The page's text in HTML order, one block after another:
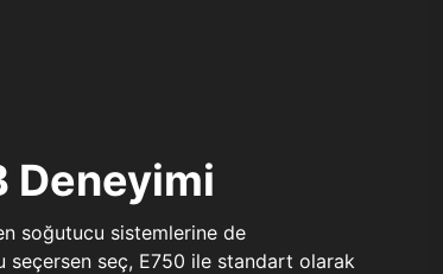
Deneyimi
soğutucu sistemlerine de
seçersen seç, E750 ile standart olarak